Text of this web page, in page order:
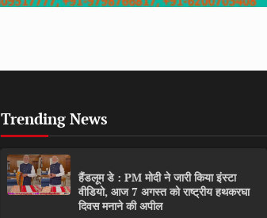
Trending News
हैंडलूम डे : PM मोदी ने जारी किया इंस्टा
वीडियो, आज 7 अगस्त को राष्ट्रीय हथकरघा
दिवस मनाने की अपील